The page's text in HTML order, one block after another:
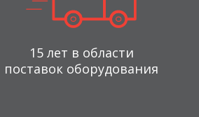
15 лет в области
поставок оборудования